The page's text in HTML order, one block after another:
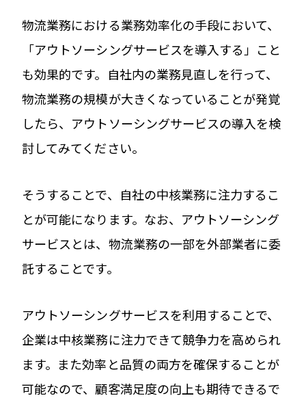
物流業務における業務効率化の手段において、
「アウトソーシングサービスを導入する」こと
も効果的です。自社内の業務見直しを行って、
物流業務の規模が大きくなっていることが発覚
したら、アウトソーシングサービスの導入を検
討してみてください。
そうすることで、自社の中核業務に注力するこ
とが可能になります。なお、アウトソーシング
サービスとは、物流業務の一部を外部業者に委
託することです。
アウトソーシングサービスを利用することで、
企業は中核業務に注力できて競争力を高められ
ます。また効率と品質の両方を確保することが
可能なので、顧客満足度の向上も期待できるで